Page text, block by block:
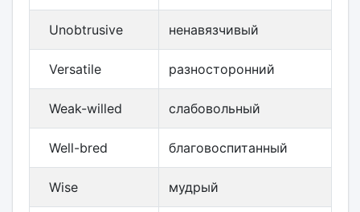
Unobtrusive ненавязчивый
Versatile разносторонний
Weak-willed слабовольный
Well-bred благовоспитанный
Wise мудрый